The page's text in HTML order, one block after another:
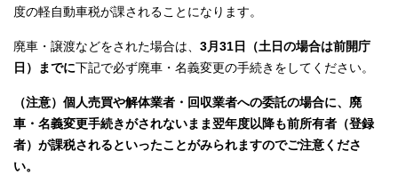
度の軽自動車税が課されることになります。
廃車・譲渡などをされた場合は、 3月31日（土日の場合は前開庁
日）までに下記で必ず廃車・名義変更の手続きをしてください。
（注意）個人売買や解体業者・回収業者への委託の場合に、廃
車・名義変更手続きがされないまま翌年度以降も前所有者（登録
者）が課税されるといったことがみられますのでご注意くださ
い。